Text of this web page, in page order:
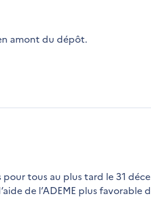
amont du dépôt.
tous au plus tard le 31
de l’ADEME plus favorable